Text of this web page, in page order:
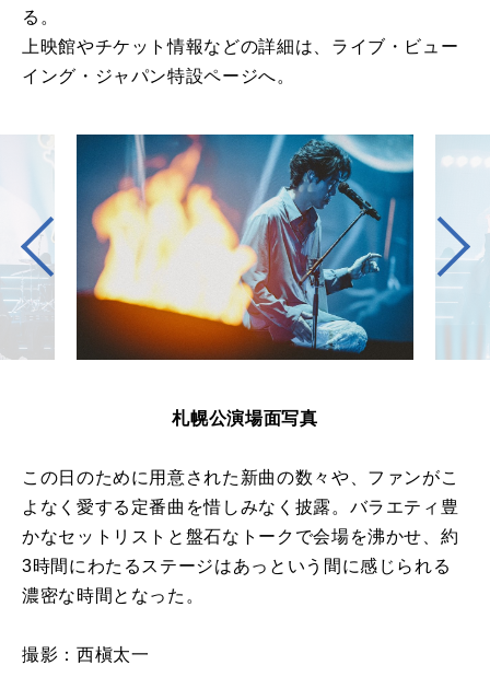
る。
上映館やチケット情報などの詳細は、ライブ・ビュー
イング・ジャパン特設ページへ。
札幌公演場面写真
この日のために用意された新曲の数々や、ファンがこ
よなく愛する定番曲を惜しみなく披露。バラエティ豊
かなセットリストと盤石なトークで会場を沸かせ、約
3時間にわたるステージはあっという間に感じられる
濃密な時間となった。
撮影：西槇太一